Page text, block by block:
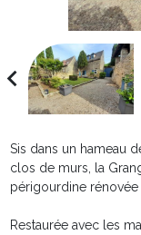
Sis dans un hameau
clos de murs, la
périgourdine rénovée
Restaurée avec les